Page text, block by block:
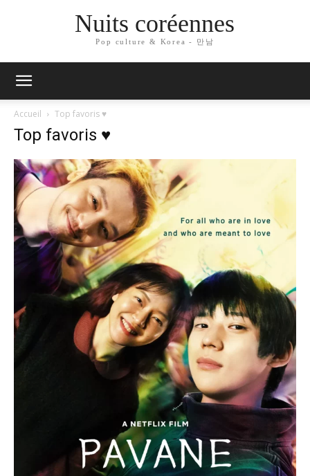
Nuits coréennes
Pop culture & Korea - 만남
Accueil Top favoris ♥
Top favoris ♥